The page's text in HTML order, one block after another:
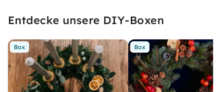
Entdecke unsere DIY-Boxen
Box Box